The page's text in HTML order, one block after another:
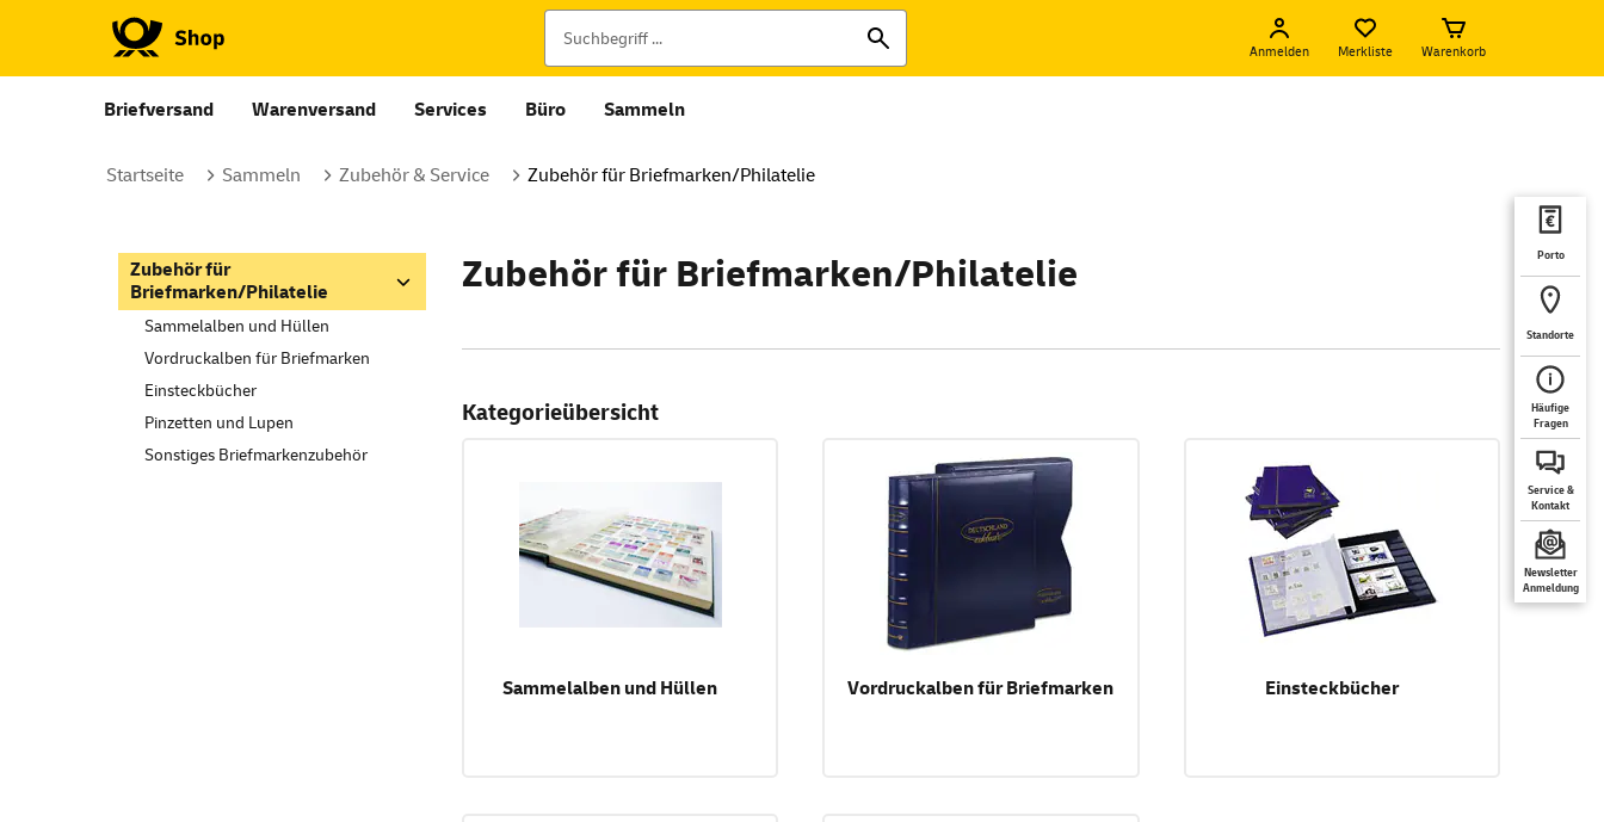
Anmelden Merkliste Warenkorb
Briefversand Warenversand Services Büro Sammeln
Porto
Standorte
Häufige
Fragen
Service &
Kontakt
Newsletter
Anmeldung
Startseite Sammeln Zubehör & Service Zubehör für Briefmarken/Philatelie
Zubehör für
Briefmarken/Philatelie
Sammelalben und Hüllen
Vordruckalben für Briefmarken
Einsteckbücher
Pinzetten und Lupen
Sonstiges Briefmarkenzubehör
Zubehör für Briefmarken/Philatelie
Kategorieübersicht
Sammelalben und Hüllen Vordruckalben für Briefmarken Einsteckbücher